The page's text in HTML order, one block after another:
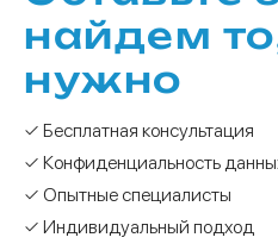
найдем
нужно
✓ Бесплатная консультация
✓ Конфиденциальность
✓ Опытные специалисты
✓ Индивидуальный подход